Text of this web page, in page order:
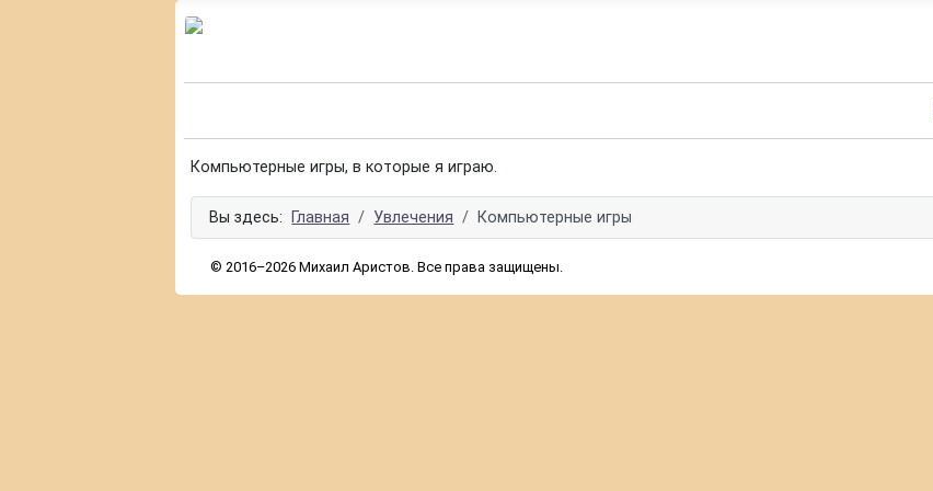
Компьютерные игры, в которые я играю.
Вы здесь: Главная Увлечения Компьютерные игры
© 2016–2026 Михаил Аристов. Все права защищены.